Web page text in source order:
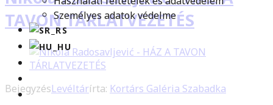
Személyes adatok védelme
TAVON TÁRLATVEZETÉS
BejegyzésLevéltárírta: Kortárs Galéria Szabadka